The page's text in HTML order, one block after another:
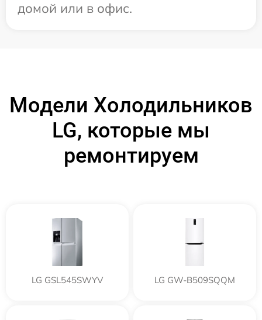
домой или в офис.
Модели Холодильников
LG, которые мы
ремонтируем
LG GSL545SWYV LG GW-B509SQQM